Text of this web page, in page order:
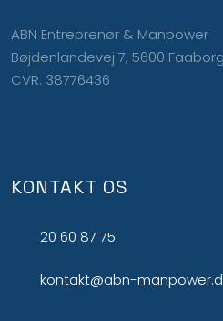
ABN Entreprenør & Manpower
Bøjdenlandevej 7, 5600 Faaborg
CVR: 38776436
KONTAKT OS
20 60 87 75
kontakt@abn-